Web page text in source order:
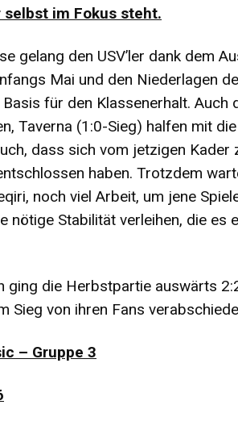
im Fokus steht.
gelang den USV’ler dank dem
Mai und den Niederlagen
für den Klassenerhalt. Auch
Taverna (1:0-Sieg) halfen mit
dass sich vom jetzigen
haben. Trotzdem
noch viel Arbeit, um jene
nötige Stabilität verleihen, die es
ging die Herbstpartie auswärts
Sieg von ihren Fans
– Gruppe 3